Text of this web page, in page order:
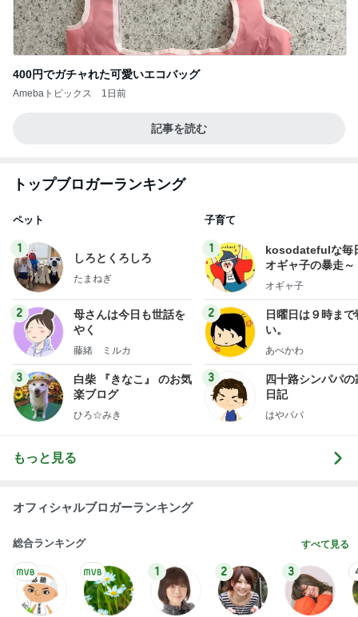
400円でガチャれた可愛いエコバッグ
Amebaトピックス 1日前
記事を読む
トップブロガーランキング
ペット
1
しろとくろしろ
たまねぎ
2
母さんは今日も世話を
やく
藤緒 ミルカ
3
白柴 『きなこ』 のお気
楽ブログ
ひろ☆みき
子育て
1
kosodatefulな毎
オギャ子の暴走～
オギャ子
2
日曜日は９時まで
い。
あべかわ
3
四十路シンパパの
日記
はやパパ
もっと見る
オフィシャルブロガーランキング
総合ランキング すべて見る
1 2 3